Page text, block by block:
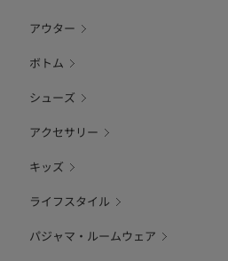
アウター
ボトム
シューズ
アクセサリー
キッズ
ライフスタイル
パジャマ・ルームウェア